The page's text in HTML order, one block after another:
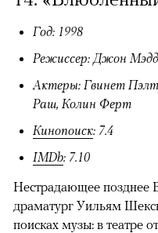
Год: 1998
Режиссер: Джон
Актеры: Гвинет
Раш, Колин Ферт
Кинопоиск: 7.4
IMDb: 7.10
Нестрадающее
драматург Уильям
поисках музы: в театре